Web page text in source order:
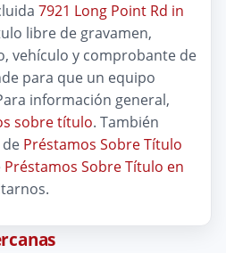
7921 Long Point Rd in
libre de gravamen,
vehículo y comprobante de
para que un equipo
información general,
sobre título. También
Préstamos Sobre Título
Préstamos Sobre Título en